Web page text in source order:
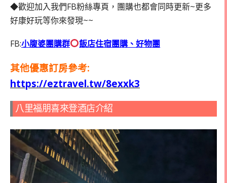
◆歡迎加入我們FB粉絲專頁，團購也都會同時更新~更多
好康好玩等你來發現~~
FB:小腹婆團購群 飯店住宿團購、好物團
其他優惠訂房參考:
https://eztravel.tw/8exxk3
八里福朋喜來登酒店介紹